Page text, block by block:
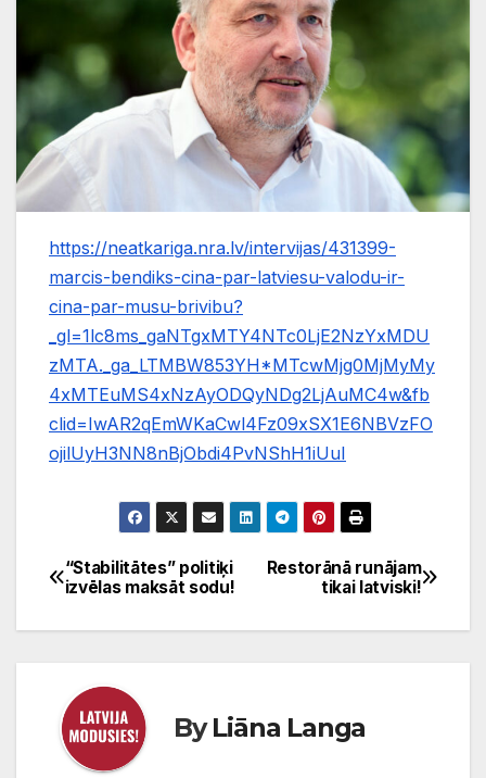
https://neatkariga.nra.lv/intervijas/431399-
marcis-bendiks-cina-par-latviesu-valodu-ir-
cina-par-musu-brivibu?
_gl=1lc8ms_gaNTgxMTY4NTc0LjE2NzYxMDU
zMTA._ga_LTMBW853YH*MTcwMjg0MjMyMy
4xMTEuMS4xNzAyODQyNDg2LjAuMC4w&fb
clid=IwAR2qEmWKaCwl4Fz09xSX1E6NBVzFO
ojilUyH3NN8nBjObdi4PvNShH1iUuI
Ziņu
izvēlne
Restorānā runājam
tikai latviski!
“Stabilitātes” politiķi
izvēlas maksāt sodu!
ByLiāna Langa